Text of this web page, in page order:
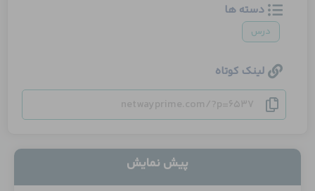
پیش نمایش
دسته ها
درس
لینک کوتاه
netwayprime.com/?p=6537